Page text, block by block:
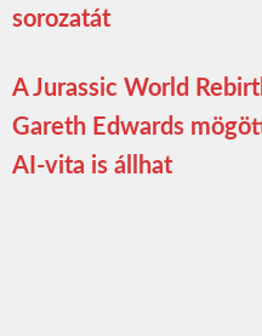
sorozatát
A Jurassic World
Gareth Edwards
AI-vita is állhat